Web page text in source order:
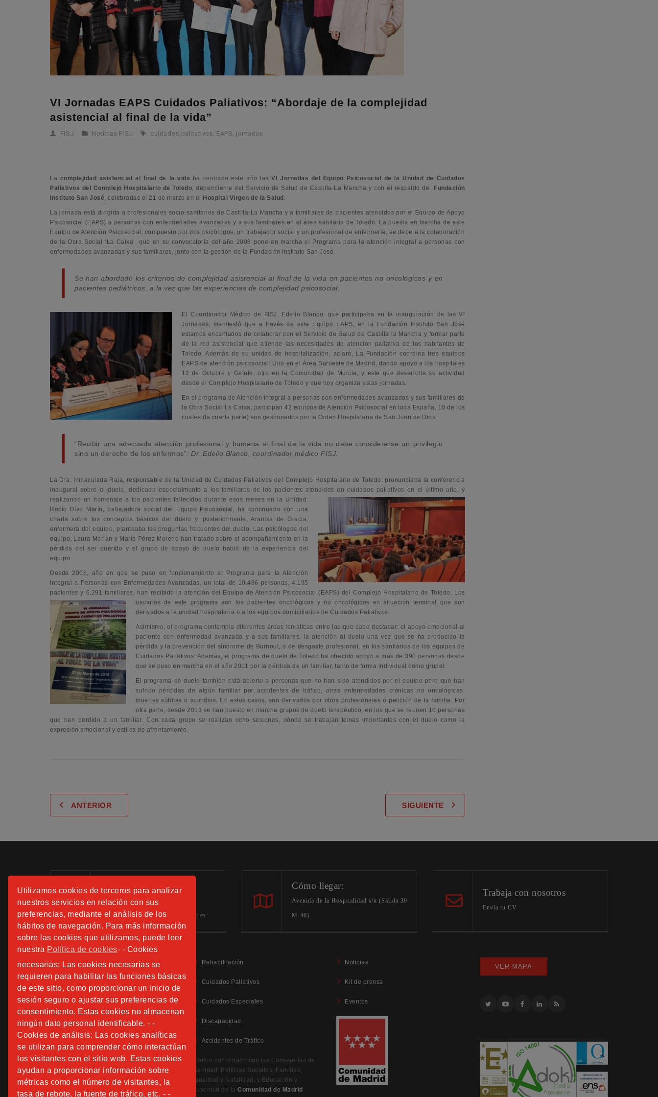
Utilizamos cookies de terceros para analizar
nuestros servicios en relación con sus
preferencias, mediante el análisis de los
hábitos de navegación. Para más información
sobre las cookies que utilizamos, puede leer
nuestra Política de cookies- - Cookies
necesarias: Las cookies necesarias se
requieren para habilitar las funciones básicas
de este sitio, como proporcionar un inicio de
sesión seguro o ajustar sus preferencias de
consentimiento. Estas cookies no almacenan
ningún dato personal identificable. - -
Cookies de análisis: Las cookies analíticas
se utilizan para comprender cómo interactúan
los visitantes con el sitio web. Estas cookies
ayudan a proporcionar información sobre
métricas como el número de visitantes, la
tasa de rebote, la fuente de tráfico, etc. - -
VI Jornadas EAPS Cuidados Paliativos: “Abordaje de la complejidad
asistencial al final de la vida”
FISJ Noticias FISJ cuidados palitativos, EAPS, jornadas
La complejidad asistencial al final de la vida ha centrado este año lasVI Jornadas del Equipo Psicosocial de la Unidad de Cuidados
Paliativos del Complejo Hospitalario de Toledo, dependiente del Servicio de Salud de Castilla-La Mancha y con el respaldo de
Fundación
Instituto San José, celebradas el 21 de marzo en el Hospital Virgen de la Salud .
La jornada está dirigida a profesionales socio-sanitarios de Castilla-La Mancha y a familiares de pacientes atendidos por el Equipo de Apoyo
Psicosocial (EAPS) a personas con enfermedades avanzadas y a sus familiares en el área sanitaria de Toledo. La puesta en marcha de este
Equipo de Atención Psicosocial, compuesto por dos psicólogos, un trabajador social y un profesional de enfermería, se debe a la colaboración
de la Obra Social ‘La Caixa’, que en su convocatoria del año 2008 pone en marcha el Programa para la atención integral a personas con
enfermedades avanzadas y sus familiares, junto con la gestión de la Fundación Instituto San José.
Se han abordado los criterios de complejidad asistencial al final de la vida en pacientes no oncológicos y en
pacientes pediátricos, a la vez que las experiencias de complejidad psicosocial.
El Coordinador Médico de FISJ, Edelio Blanco, que participaba en la inauguración de las VI
Jornadas, manifestó que a través de este Equipo EAPS, en la Fundación Instituto San José
estamos encantados de colaborar con el Servicio de Salud de Castilla la Mancha y formar parte
de la red asistencial que atiende las necesidades de atención paliativa de los habitantes de
Toledo. Además de su unidad de hospitalización, aclaró, La Fundación coordina tres equipos
EAPS de atención psicosocial: Uno en el Área Suroeste de Madrid, dando apoyo a los hospitales
12 de Octubre y Getafe, otro en la Comunidad de Murcia, y este que desarrolla su actividad
desde el Complejo Hospitalario de Toledo y que hoy organiza estas jornadas.
En el programa de Atención integral a personas con enfermedades avanzadas y sus familiares de
la Obra Social La Caixa, participan 42 equipos de Atención Psicosocial en toda España, 10 de los
cuales (la cuarta parte) son gestionados por la Orden Hospitalaria de San Juan de Dios.
“Recibir una adecuada atención profesional y humana al final de la vida no debe considerarse un privilegio
sino un derecho de los enfermos”: Dr. Edelio Blanco, coordinador médico FISJ.
La Dra. Inmaculada Raja, responsable de la Unidad de Cuidados Paliativos del Complejo Hospitalario de Toledo, pronunciaba la conferencia
inaugural sobre el duelo, dedicada especialmente a los familiares de los pacientes atendidos en cuidados paliativos en el último año, y
realizando un
homenaje a los pacientes fallecidos durante esos meses en la Unidad.
Rocío Díaz Marín, trabajadora social del Equipo Psicosocial, ha continuado con una
charla sobre los conceptos básicos del duelo y, posteriormente, Arantxa de Gracia,
enfermera del equipo, planteaba las preguntas frecuentes del duelo. Las psicólogas del
equipo, Laura Morlan y María Pérez Moreno han tratado sobre el acompañamiento en la
pérdida del ser querido y el grupo de apoyo de duelo habló de la experiencia del
equipo.
Desde 2008, año en que se puso en funcionamiento el Programa para la Atención
Integral a Personas con Enfermedades Avanzadas, un total de 10.486 personas, 4.195
pacientes y 6.291 familiares, han recibido la atención del Equipo de Atención Psicosocial (EAPS) del Complejo Hospitalario de Toledo. Los
usuarios de este programa son los pacientes oncológicos y no oncológicos en situación terminal que son
derivados a la unidad hospitalaria o a los equipos domiciliarios de Cuidados Paliativos.
Asimismo, el programa contempla diferentes áreas temáticas entre las que cabe destacar: el apoyo emocional al
paciente con enfermedad avanzada y a sus familiares, la atención al duelo una vez que se ha producido la
pérdida y la prevención del síndrome de Burnout, o de desgaste profesional, en los sanitarios de los equipos de
Cuidados Paliativos. Además, el programa de duelo de Toledo ha ofrecido apoyo a más de 390 personas desde
que se puso en marcha en el año 2011 por la pérdida de un familiar, tanto de forma individual como grupal.
El programa de duelo también está abierto a personas que no han sido atendidos por el equipo pero que han
sufrido pérdidas de algún familiar por accidentes de tráfico, otras enfermedades crónicas no oncológicas,
muertes súbitas o suicidios. En estos casos, son derivados por otros profesionales o petición de la familia. Por
otra parte, desde 2013 se han puesto en marcha grupos de duelo terapéutico, en los que se reúnen 10 personas
que han perdido a un familiar. Con cada grupo se realizan ocho sesiones, dónde se trabajan temas importantes con el duelo como la
expresión emocional y estilos de afrontamiento.
ANTERIOR SIGUIENTE
Información:
Tels.: 91 508 01 40 -41-42
hospitalfundacionsanjose.info@sjd.es
Cómo llegar:
Avenida de la Hospitalidad s/n (Salida 30
M-40)
Trabaja con nosotros
Envía tu CV
Aviso Legal
Política de Privacidad
Política de Cookies
Información Adicional Protección de Datos
CANAL DE DENUNCIAS
Rehabilitación
Cuidados Paliativos
Cuidados Especiales
Discapacidad
Accidentes de Tráfico
Centro concertado con las Consejerías de:
Sanidad, Políticas Sociales, Familias,
Igualdad y Natalidad, y Educación y
Juventud de la Comunidad de Madrid
Noticias
Kit de prensa
Eventos
VER MAPA